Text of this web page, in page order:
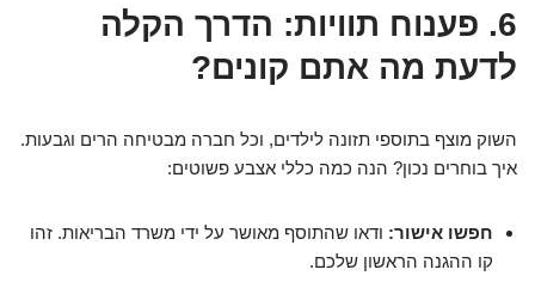
6. פענוח תוויות: הדרך הקלה
לדעת מה אתם קונים?
השוק מוצף בתוספי תזונה לילדים, וכל חברה מבטיחה הרים וגבעות.
איך בוחרים נכון? הנה כמה כללי אצבע פשוטים:
חפשו אישור: ודאו שהתוסף מאושר על ידי משרד הבריאות. זהו
קו ההגנה הראשון שלכם.